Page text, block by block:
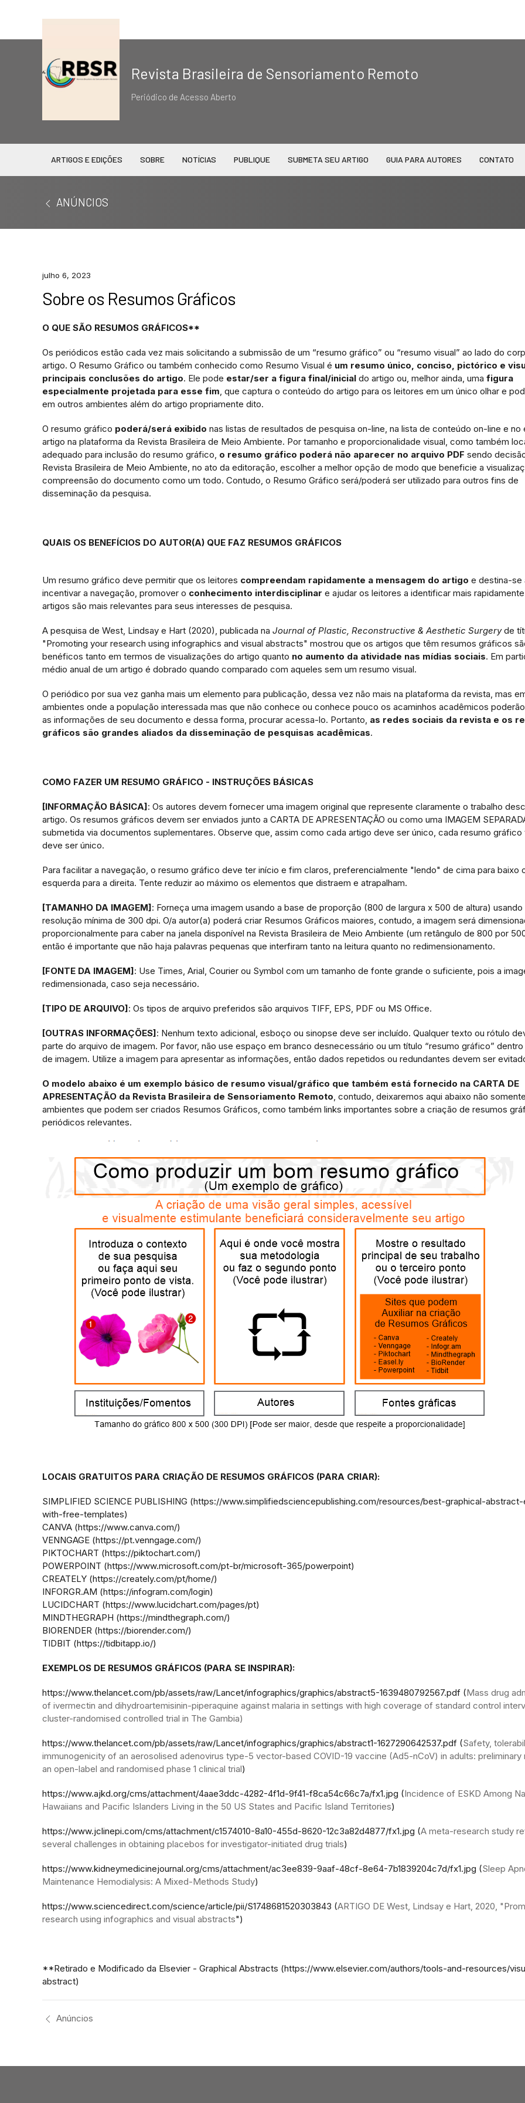
Revista Brasileira de Sensoriamento Remoto
Periódico de Acesso Aberto
ARTIGOS E EDIÇÕES SOBRE NOTÍCIAS PUBLIQUE SUBMETA SEU ARTIGO GUIA PARA AUTORES CONTATO
ANÚNCIOS
julho 6, 2023
Sobre os Resumos Gráficos
O QUE SÃO RESUMOS GRÁFICOS**
Os periódicos estão cada vez mais solicitando a submissão de um “resumo gráfico” ou “resumo visual” ao lado do
artigo. O Resumo Gráfico ou também conhecido como Resumo Visual é um resumo único, conciso, pictórico e
principais conclusões do artigo. Ele pode estar/ser a figura final/inicial do artigo ou, melhor ainda, uma figura
especialmente projetada para esse fim , que captura o conteúdo do artigo para os leitores em um único olhar e
em outros ambientes além do artigo propriamente dito.
O resumo gráfico poderá/será exibido nas listas de resultados de pesquisa on-line, na lista de conteúdo on-line e no
artigo na plataforma da Revista Brasileira de Meio Ambiente. Por tamanho e proporcionalidade visual, como também
adequado para inclusão do resumo gráfico, o resumo gráfico poderá não aparecer no arquivo PDF sendo
Revista Brasileira de Meio Ambiente, no ato da editoração, escolher a melhor opção de modo que beneficie a
compreensão do documento como um todo. Contudo, o Resumo Gráfico será/poderá ser utilizado para outros fins de
disseminação da pesquisa.
QUAIS OS BENEFÍCIOS DO AUTOR(A) QUE FAZ RESUMOS GRÁFICOS
Um resumo gráfico deve permitir que os leitores compreendam rapidamente a mensagem do artigo e destina-se
incentivar a navegação, promover o conhecimento interdisciplinar e ajudar os leitores a identificar mais
artigos são mais relevantes para seus interesses de pesquisa.
A pesquisa de West, Lindsay e Hart (2020), publicada na Journal of Plastic, Reconstructive & Aesthetic Surgeryde
"Promoting your research using infographics and visual abstracts" mostrou que os artigos que têm resumos gráficos
benéficos tanto em termos de visualizações do artigo quanto no aumento da atividade nas mídias sociais. Em
médio anual de um artigo é dobrado quando comparado com aqueles sem um resumo visual.
O periódico por sua vez ganha mais um elemento para publicação, dessa vez não mais na plataforma da revista, mas
ambientes onde a população interessada mas que não conhece ou conhece pouco os acaminhos acadêmicos
as informações de seu documento e dessa forma, procurar acessa-lo. Portanto, as redes sociais da revista e os
gráficos são grandes aliados da disseminação de pesquisas acadêmicas.
COMO FAZER UM RESUMO GRÁFICO - INSTRUÇÕES BÁSICAS
[INFORMAÇÃO BÁSICA]: Os autores devem fornecer uma imagem original que represente claramente o trabalho
artigo. Os resumos gráficos devem ser enviados junto a CARTA DE APRESENTAÇÃO ou como uma IMAGEM
submetida via documentos suplementares. Observe que, assim como cada artigo deve ser único, cada resumo gráfico
deve ser único.
Para facilitar a navegação, o resumo gráfico deve ter início e fim claros, preferencialmente "lendo" de cima para baixo
esquerda para a direita. Tente reduzir ao máximo os elementos que distraem e atrapalham.
[TAMANHO DA IMAGEM]: Forneça uma imagem usando a base de proporção (800 de largura x 500 de altura) usando
resolução mínima de 300 dpi. O/a autor(a) poderá criar Resumos Gráficos maiores, contudo, a imagem será
proporcionalmente para caber na janela disponível na Revista Brasileira de Meio Ambiente (um retângulo de 800 por
então é importante que não haja palavras pequenas que interfiram tanto na leitura quanto no redimensionamento.
[FONTE DA IMAGEM]: Use Times, Arial, Courier ou Symbol com um tamanho de fonte grande o suficiente, pois a
redimensionada, caso seja necessário.
[TIPO DE ARQUIVO]: Os tipos de arquivo preferidos são arquivos TIFF, EPS, PDF ou MS Office.
[OUTRAS INFORMAÇÕES]: Nenhum texto adicional, esboço ou sinopse deve ser incluído. Qualquer texto ou rótulo
parte do arquivo de imagem. Por favor, não use espaço em branco desnecessário ou um título “resumo gráfico”
de imagem. Utilize a imagem para apresentar as informações, então dados repetidos ou redundantes devem ser
O modelo abaixo é um exemplo básico de resumo visual/gráfico que também está fornecido na CARTA DE
APRESENTAÇÃO da Revista Brasileira de Sensoriamento Remoto , contudo, deixaremos aqui abaixo não somente
ambientes que podem ser criados Resumos Gráficos, como também links importantes sobre a criação de resumos
periódicos relevantes.
LOCAIS GRATUITOS PARA CRIAÇÃO DE RESUMOS GRÁFICOS (PARA CRIAR):
SIMPLIFIED SCIENCE PUBLISHING (https://www.simplifiedsciencepublishing.com/resources/best-graphical-
with-free-templates)
CANVA (https://www.canva.com/)
VENNGAGE (https://pt.venngage.com/)
PIKTOCHART (https://piktochart.com/)
POWERPOINT (https://www.microsoft.com/pt-br/microsoft-365/powerpoint)
CREATELY (https://creately.com/pt/home/)
INFORGR.AM (https://infogram.com/login)
LUCIDCHART (https://www.lucidchart.com/pages/pt)
MINDTHEGRAPH (https://mindthegraph.com/)
BIORENDER (https://biorender.com/)
TIDBIT (https://tidbitapp.io/)
EXEMPLOS DE RESUMOS GRÁFICOS (PARA SE INSPIRAR):
https://www.thelancet.com/pb/assets/raw/Lancet/infographics/graphics/abstract5-1639480792567.pdf (Mass drug
of ivermectin and dihydroartemisinin-piperaquine against malaria in settings with high coverage of standard control
cluster-randomised controlled trial in The Gambia)
https://www.thelancet.com/pb/assets/raw/Lancet/infographics/graphics/abstract1-1627290642537.pdf (Safety,
immunogenicity of an aerosolised adenovirus type-5 vector-based COVID-19 vaccine (Ad5-nCoV) in adults:
an open-label and randomised phase 1 clinical trial)
https://www.ajkd.org/cms/attachment/4aae3ddc-4282-4f1d-9f41-f8ca54c66c7a/fx1.jpg (Incidence of ESKD Among
Hawaiians and Pacific Islanders Living in the 50 US States and Pacific Island Territories)
https://www.jclinepi.com/cms/attachment/c1574010-8a10-455d-8620-12c3a82d4877/fx1.jpg (A meta-research study
several challenges in obtaining placebos for investigator-initiated drug trials)
https://www.kidneymedicinejournal.org/cms/attachment/ac3ee839-9aaf-48cf-8e64-7b1839204c7d/fx1.jpg (Sleep
Maintenance Hemodialysis: A Mixed-Methods Study)
https://www.sciencedirect.com/science/article/pii/S1748681520303843 (ARTIGO DE West, Lindsay e Hart, 2020,
research using infographics and visual abstracts")
**Retirado e Modificado da Elsevier - Graphical Abstracts (https://www.elsevier.com/authors/tools-and-resources/
abstract)
Anúncios